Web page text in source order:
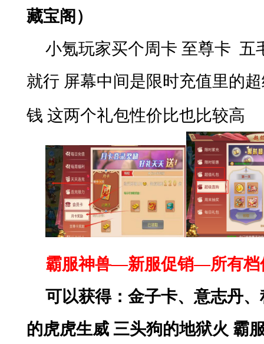
藏宝阁）
小氪玩家买个周卡 至尊卡 五
就行 屏幕中间是限时充值里的
钱 这两个礼包性价比也比较高
霸服神兽—新服促销—所有档
可以获得：金子卡、意志丹
的虎虎生威 三头狗的地狱火 霸